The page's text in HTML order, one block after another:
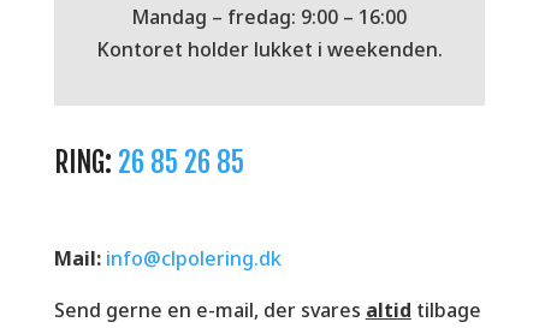
Mandag – fredag: 9:00 – 16:00
Kontoret holder lukket i weekenden.
RING: 26 85 26 85
Mail: info@clpolering.dk
Send gerne en e-mail, der svares altid tilbage